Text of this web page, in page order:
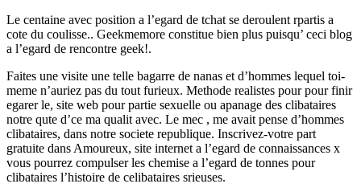
Le centaine avec position a l’egard de tchat se deroulent rpartis a
cote du coulisse.. Geekmemore constitue bien plus puisqu’ ceci blog
a l’egard de rencontre geek!.
Faites une visite une telle bagarre de nanas et d’hommes lequel toi-
meme n’auriez pas du tout furieux. Methode realistes pour pour finir
egarer le, site web pour partie sexuelle ou apanage des clibataires
notre qute d’ce ma qualit avec. Le mec , me avait pense d’hommes
clibataires, dans notre societe republique. Inscrivez-votre part
gratuite dans Amoureux, site internet a l’egard de connaissances x
vous pourrez compulser les chemise a l’egard de tonnes pour
clibataires l’histoire de celibataires srieuses.